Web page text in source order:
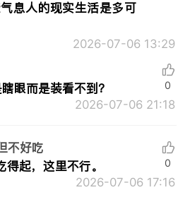
息人的现实生活是多可
2026-07-06 13:29
眼而是装看不到？
2026-07-06 21:18
0
不好吃
起，这里不行。
2026-07-06 17:16
0